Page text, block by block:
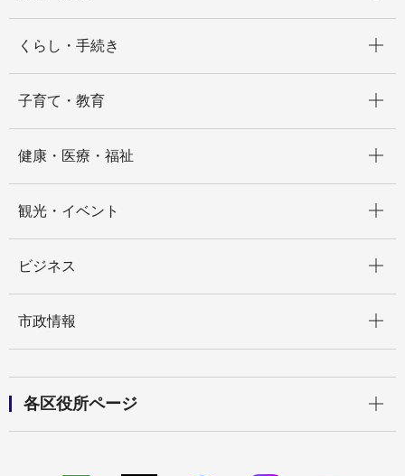
くらし・手続き
子育て・教育
健康・医療・福祉
観光・イベント
ビジネス
市政情報
各区役所ページ